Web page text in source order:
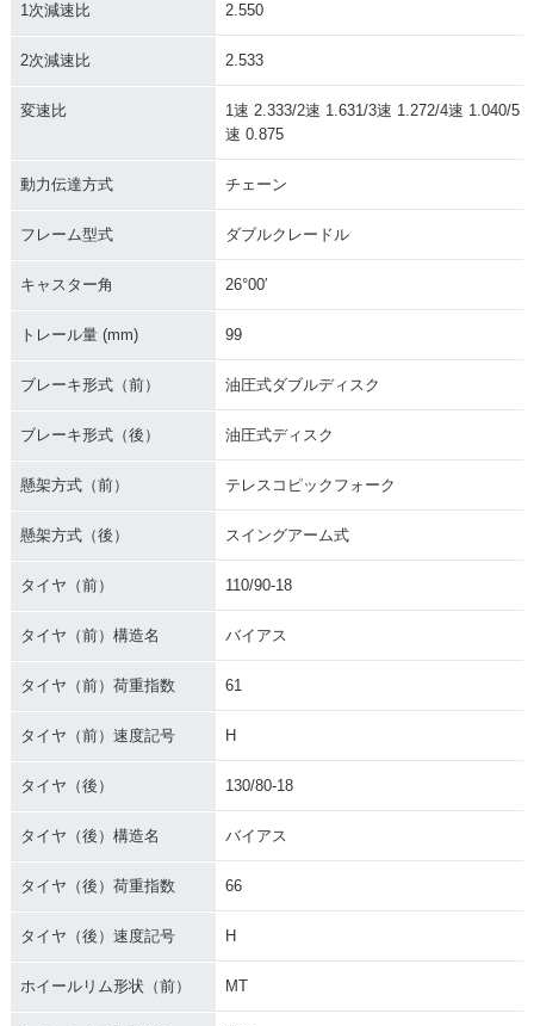
1次減速比 2.550
2次減速比 2.533
変速比
1速 2.333/2速 1.631/3速 1.272/4速 1.040/5
速 0.875
動力伝達方式 チェーン
フレーム型式 ダブルクレードル
キャスター角 26°00′
トレール量 (mm) 99
ブレーキ形式（前） 油圧式ダブルディスク
ブレーキ形式（後） 油圧式ディスク
懸架方式（前） テレスコピックフォーク
懸架方式（後） スイングアーム式
タイヤ（前） 110/90-18
タイヤ（前）構造名 バイアス
タイヤ（前）荷重指数 61
タイヤ（前）速度記号 H
タイヤ（後） 130/80-18
タイヤ（後）構造名 バイアス
タイヤ（後）荷重指数 66
タイヤ（後）速度記号 H
ホイールリム形状（前） MT